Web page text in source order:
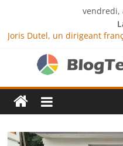
vendredi,
Joris Dutel, un dirigeant
Agria Assurance Animaux :
démarque-t-elle de la
JCA Academy : l’excellence
financière
Denis Bouclon : la
Next Terra International :